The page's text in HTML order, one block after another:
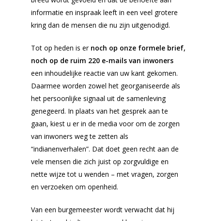
informatie en inspraak leeft in een veel grotere
kring dan de mensen die nu zijn uitgenodigd.
Tot op heden is er noch op onze formele brief,
noch op de ruim 220 e-mails van inwoners
een inhoudelijke reactie van uw kant gekomen.
Daarmee worden zowel het georganiseerde als
het persoonlijke signaal uit de samenleving
genegeerd. In plaats van het gesprek aan te
gaan, kiest u er in de media voor om de zorgen
van inwoners weg te zetten als
“indianenverhalen”. Dat doet geen recht aan de
vele mensen die zich juist op zorgvuldige en
nette wijze tot u wenden – met vragen, zorgen
en verzoeken om openheid.
Van een burgemeester wordt verwacht dat hij